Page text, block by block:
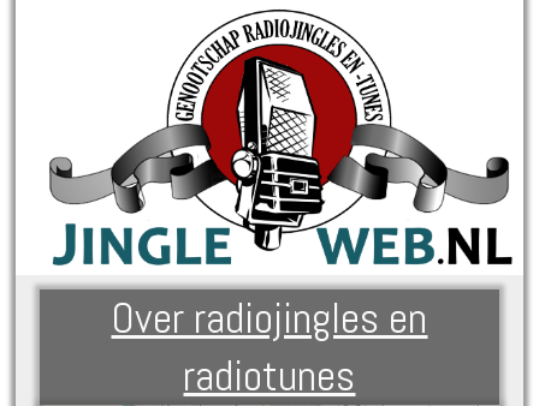
Over radiojingles en
radiotunes